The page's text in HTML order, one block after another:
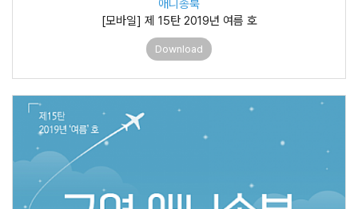
애니송북
[모바일] 제 15탄 2019년 여름 호
Download